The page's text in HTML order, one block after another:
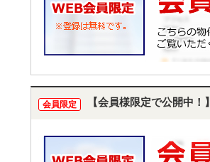
会員限定 【会員様限定で公開中！】